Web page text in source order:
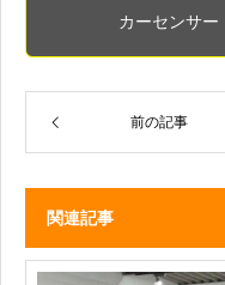
カーセンサー
前の記事
関連記事